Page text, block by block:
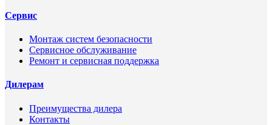
Сервис
Монтаж систем безопасности
Сервисное обслуживание
Ремонт и сервисная поддержка
Дилерам
Преимущества дилера
Контакты